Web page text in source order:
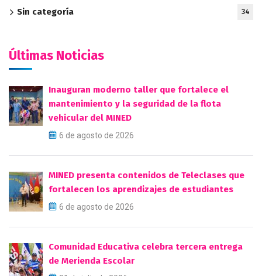
Sin categoría 34
Últimas Noticias
Inauguran moderno taller que fortalece el
mantenimiento y la seguridad de la flota
vehicular del MINED
6 de agosto de 2026
MINED presenta contenidos de Teleclases que
fortalecen los aprendizajes de estudiantes
6 de agosto de 2026
Comunidad Educativa celebra tercera entrega
de Merienda Escolar